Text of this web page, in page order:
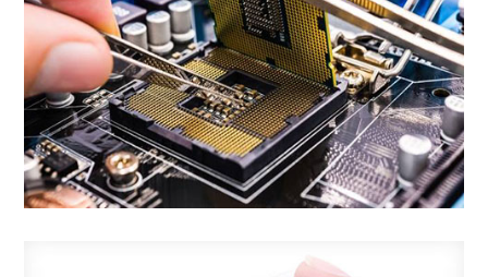
Alcuni esempi di come lavoriamo nelle
riparazioni di Computer.
VEDI TUTTI I LAVORI